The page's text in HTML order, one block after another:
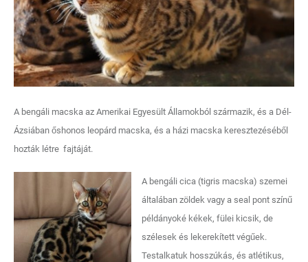
A bengáli macska az Amerikai Egyesült Államokból származik, és a Dél-
Ázsiában őshonos leopárd macska, és a házi macska keresztezéséből
hozták létre fajtáját.
A bengáli cica (tigris macska) szemei
általában zöldek vagy a seal pont színű
példányoké kékek, fülei kicsik, de
szélesek és lekerekített végűek.
Testalkatuk hosszúkás, és atlétikus,